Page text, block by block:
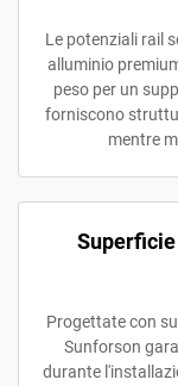
Le potenziali rail
alluminio
peso per un
forniscono
mentre
Progettate con
Sunforson
durante